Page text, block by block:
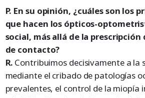
P. En su opinión, ¿cuáles son los
que hacen los ópticos-
social, más allá de la
de contacto?
R. Contribuimos decisivamente a la
mediante el cribado de patologías
prevalentes, el control de la miopía